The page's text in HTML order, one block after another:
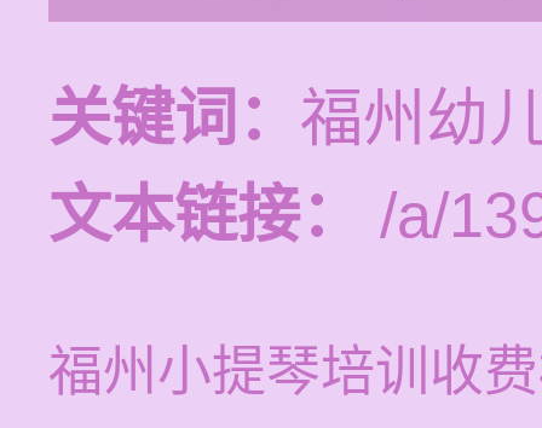
关键词： 福州幼
文本链接：
/a/
福州小提琴培训收